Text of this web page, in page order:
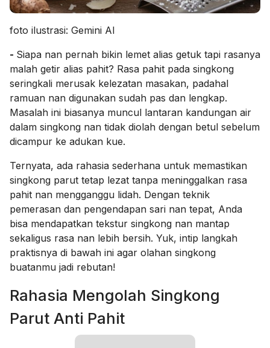
foto ilustrasi: Gemini AI
- Siapa nan pernah bikin lemet alias getuk tapi rasanya
malah getir alias pahit? Rasa pahit pada singkong
seringkali merusak kelezatan masakan, padahal
ramuan nan digunakan sudah pas dan lengkap.
Masalah ini biasanya muncul lantaran kandungan air
dalam singkong nan tidak diolah dengan betul sebelum
dicampur ke adukan kue.
Ternyata, ada rahasia sederhana untuk memastikan
singkong parut tetap lezat tanpa meninggalkan rasa
pahit nan mengganggu lidah. Dengan teknik
pemerasan dan pengendapan sari nan tepat, Anda
bisa mendapatkan tekstur singkong nan mantap
sekaligus rasa nan lebih bersih. Yuk, intip langkah
praktisnya di bawah ini agar olahan singkong
buatanmu jadi rebutan!
Rahasia Mengolah Singkong
Parut Anti Pahit